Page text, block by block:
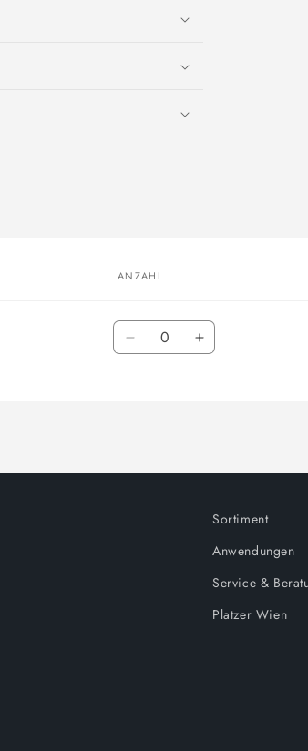
ANZAHL
Anzahl
VerringereErhöhe
Sortiment
Anwendungen
Service &
Platzer Wien